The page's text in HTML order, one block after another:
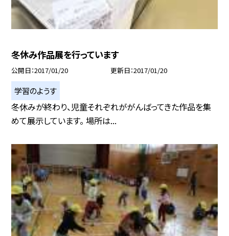
冬休み作品展を行っています
公開日 2017/01/20 更新日 2017/01/20
学習のようす
冬休みが終わり、児童それぞれががんばってきた作品を集
めて展示しています。 場所は...